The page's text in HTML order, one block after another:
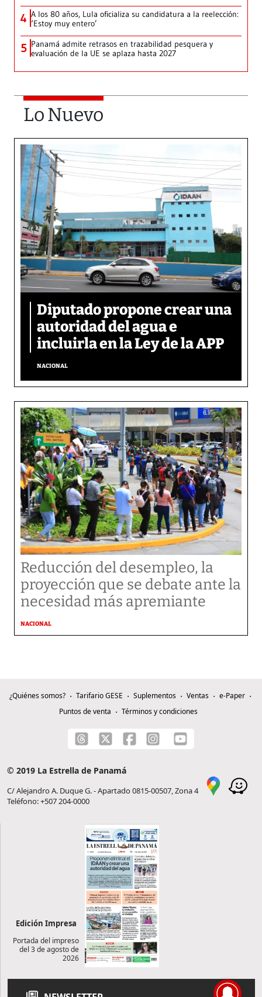
4 A los 80 años, Lula oficializa su candidatura a la reelección:
‘Estoy muy entero’
5 Panamá admite retrasos en trazabilidad pesquera y
evaluación de la UE se aplaza hasta 2027
Lo Nuevo
Diputado propone crear una
autoridad del agua e
incluirla en la Ley de la APP
NACIONAL
Reducción del desempleo, la
proyección que se debate ante la
necesidad más apremiante
NACIONAL
¿Quiénes somos? Tarifario GESE Suplementos Ventas
e-Paper
Puntos de venta
Términos y condiciones
© 2019 La Estrella de Panamá
C/ Alejandro A. Duque G. - Apartado 0815-00507, Zona 4
Teléfono: +507 204-0000
Edición Impresa
Portada del impreso
del 3 de agosto de
2026